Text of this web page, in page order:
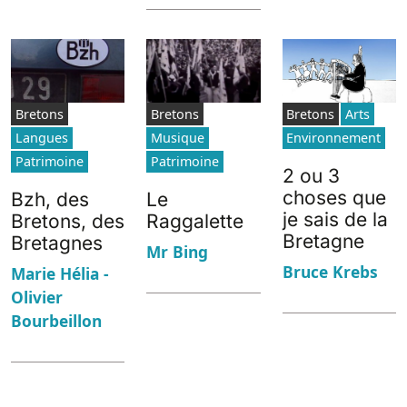
Bretons
Langues
Patrimoine
Bzh, des
Bretons, des
Bretagnes
Marie Hélia -
Olivier
Bourbeillon
Bretons
Musique
Patrimoine
Le
Raggalette
Mr Bing
Bretons
Arts
Environnement
2 ou 3
choses que
je sais de la
Bretagne
Bruce Krebs